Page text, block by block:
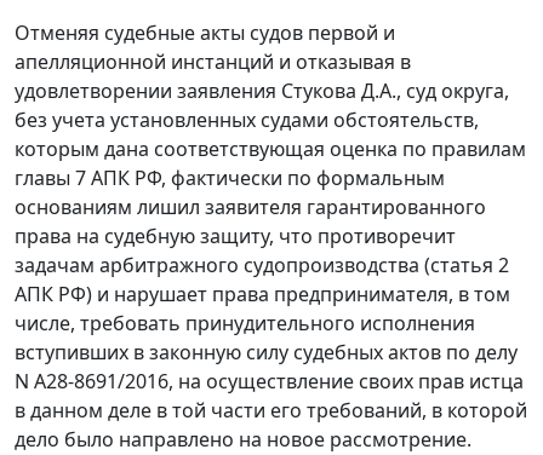
Отменяя судебные акты судов первой и
апелляционной инстанций и отказывая в
удовлетворении заявления Стукова Д.А., суд округа,
без учета установленных судами обстоятельств,
которым дана соответствующая оценка по правилам
главы 7 АПК РФ, фактически по формальным
основаниям лишил заявителя гарантированного
права на судебную защиту, что противоречит
задачам арбитражного судопроизводства (статья 2
АПК РФ) и нарушает права предпринимателя, в том
числе, требовать принудительного исполнения
вступивших в законную силу судебных актов по делу
N А28-8691/2016, на осуществление своих прав истца
в данном деле в той части его требований, в которой
дело было направлено на новое рассмотрение.